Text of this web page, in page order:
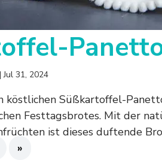
|Jul 31, 2024
köstlichen Süßkartoffel-
Festtagsbrotes. Mit der
ist dieses duftende
»